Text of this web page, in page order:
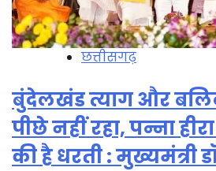
छत्तीसगढ़
बुंदेलखंड त्याग और
पीछे नहीं रहा, पन्ना
की है धरती : मुख्यमंत्री